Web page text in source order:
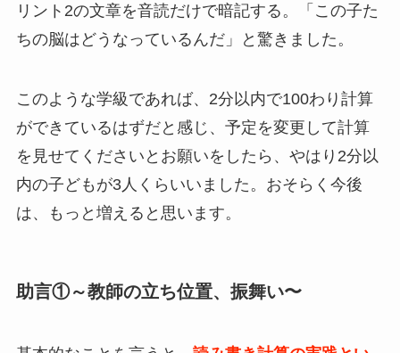
リント2の文章を音読だけで暗記する。「この子た
ちの脳はどうなっているんだ」と驚きました。
このような学級であれば、2分以内で100わり計算
ができているはずだと感じ、予定を変更して計算
を見せてくださいとお願いをしたら、やはり2分以
内の子どもが3人くらいいました。おそらく今後
は、もっと増えると思います。
助言①～教師の立ち位置、振舞い〜